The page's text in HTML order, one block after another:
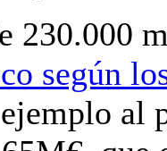
230.000
según
al